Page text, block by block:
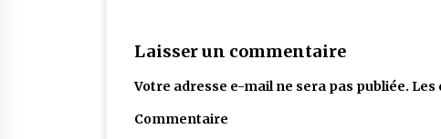
Laisser un commentaire
Votre adresse e-mail ne sera pas publiée. Les
Commentaire